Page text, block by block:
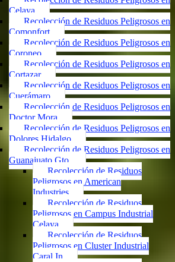
Celaya
Recolección de Residuos Peligrosos en
Comonfort
Recolección de Residuos Peligrosos en
Coroneo
Recolección de Residuos Peligrosos en
Cortazar
Recolección de Residuos Peligrosos en
Cuerámaro
Recolección de Residuos Peligrosos en
Doctor Mora
Recolección de Residuos Peligrosos en
Dolores Hidalgo
Recolección de Residuos Peligrosos en
Guanajuato Gto.
Recolección de Residuos
Peligrosos en American
Industries
Recolección de Residuos
Peligrosos en Campus Industrial
Celaya
Recolección de Residuos
Peligrosos en Cluster Industrial
Caral In